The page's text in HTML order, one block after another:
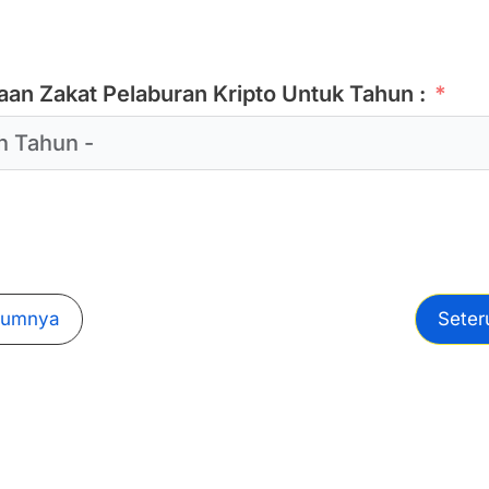
Zakat Pelaburan Kripto Untuk Tahun :